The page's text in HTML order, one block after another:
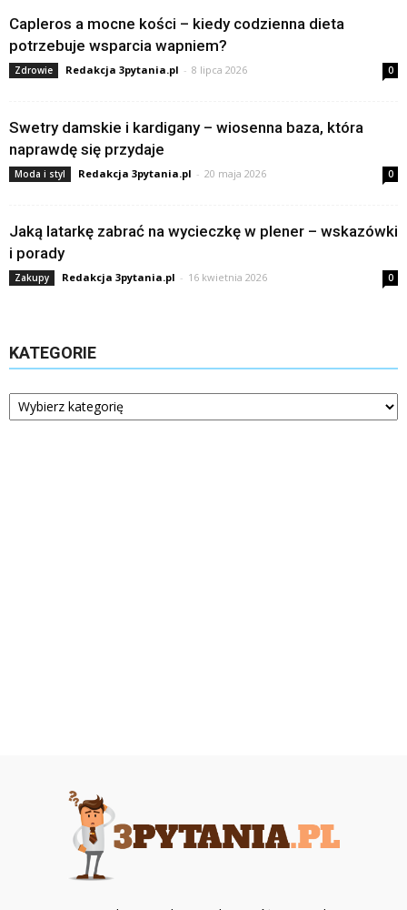
Capleros a mocne kości – kiedy codzienna dieta
potrzebuje wsparcia wapniem?
Zdrowie Redakcja 3pytania.pl - 8 lipca 2026 0
Swetry damskie i kardigany – wiosenna baza, która
naprawdę się przydaje
Moda i styl Redakcja 3pytania.pl - 20 maja 2026 0
Jaką latarkę zabrać na wycieczkę w plener – wskazówki
i porady
Zakupy Redakcja 3pytania.pl - 16 kwietnia 2026 0
KATEGORIE
Kategorie